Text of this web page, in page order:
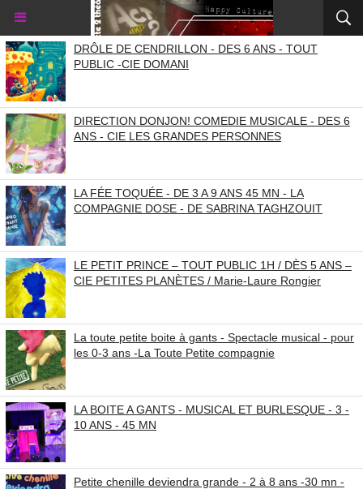
DRÔLE DE CENDRILLON - DES 6 ANS - TOUT
PUBLIC -CIE DOMANI
DIRECTION DONJON! COMEDIE MUSICALE - DES 6
ANS - CIE LES GRANDES PERSONNES
LA FÉE TOQUÉE - DE 3 A 9 ANS 45 MN - LA
COMPAGNIE DOSE - DE SABRINA TAGHZOUIT
LE PETIT PRINCE – TOUT PUBLIC 1H / DÈS 5 ANS –
CIE PETITES PLANÈTES / Marie-Laure Rongier
La toute petite boite à gants - Spectacle musical - pour
les 0-3 ans -La Toute Petite compagnie
LA BOITE A GANTS - MUSICAL ET BURLESQUE - 3 -
10 ANS - 45 MN
Petite chenille deviendra grande - 2 à 8 ans -30 mn -